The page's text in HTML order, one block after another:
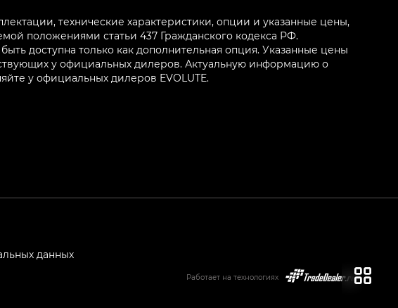
технические характеристики, опции и указанные цены,
положениями статьи 437 Гражданского кодекса РФ.
доступна только как дополнительная опция. Указанные цены
у официальных дилеров. Актуальную информацию о
у официальных дилеров EVOLUTE.
данных
Работает на технологиях